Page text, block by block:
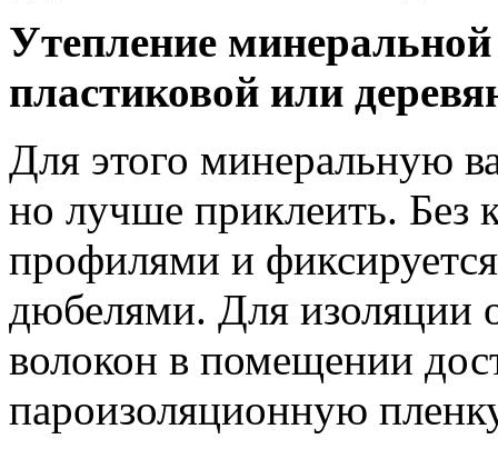
Утепление минеральной
пластиковой или
Для этого минеральную
но лучше приклеить. Без
профилями и
дюбелями. Для изоляции
волокон в помещении
пароизоляционную